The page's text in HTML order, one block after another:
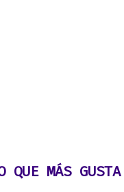
QUE MÁS GUSTA